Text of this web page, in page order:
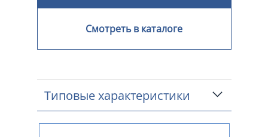
Смотреть в каталоге
Типовые характеристики